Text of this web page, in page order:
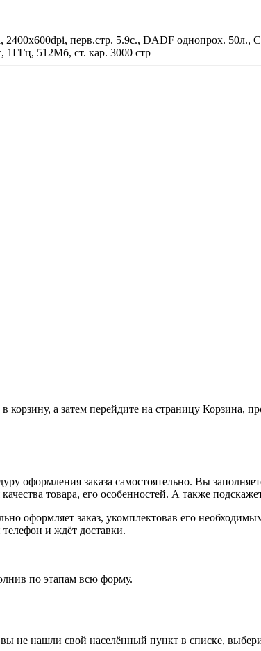
перв.стр. 5.9с., DADF однопрох. 50л.,
1ГГц, 512Мб, ст. кар. 3000 стр
а затем перейдите на страницу Корзина,
оформления заказа самостоятельно. Вы
товара, его особенностей. А также
оформляет заказ, укомплектовав его
и ждёт доставки.
по этапам всю форму.
не нашли свой населённый пункт в списке,